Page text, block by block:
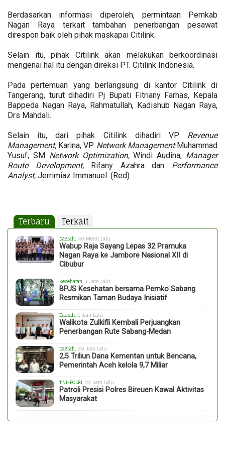
Berdasarkan informasi diperoleh, permintaan Pemkab
Nagan Raya terkait tambahan penerbangan pesawat
direspon baik oleh pihak maskapai Citilink.
Selain itu, pihak Citilink akan melakukan berkoordinasi
mengenai hal itu dengan direksi PT. Citilink Indonesia.
Pada pertemuan yang berlangsung di kantor Citilink di
Tangerang, turut dihadiri Pj Bupati Fitriany Farhas, Kepala
Bappeda Nagan Raya, Rahmatullah, Kadishub Nagan Raya,
Drs Mahdali.
Selain itu, dari pihak Citilink dihadiri VP Revenue
Management, Karina, VP Network ManagementMuhammad
Yusuf, SM Network Optimization,Windi Audina, Manager
Route Development, Rifany Azahra dan Performance
Analyst, Jerrimiaz Immanuel. (Red)
Terbaru Terkait
Daerah , 40 Menit Lalu
Wabup Raja Sayang Lepas 32 Pramuka
Nagan Raya ke Jambore Nasional XII di
Cibubur
Kesehatan , 1 Jam Lalu
BPJS Kesehatan bersama Pemko Sabang
Resmikan Taman Budaya Inisiatif
Daerah , 1 Jam Lalu
Walikota Zulkifli Kembali Perjuangkan
Penerbangan Rute Sabang-Medan
Daerah , 20 Jam Lalu
2,5 Triliun Dana Kementan untuk Bencana,
Pemerintah Aceh kelola 9,7 Miliar
TNI-POLRI , 22 Jam Lalu
Patroli Presisi Polres Bireuen Kawal Aktivitas
Masyarakat